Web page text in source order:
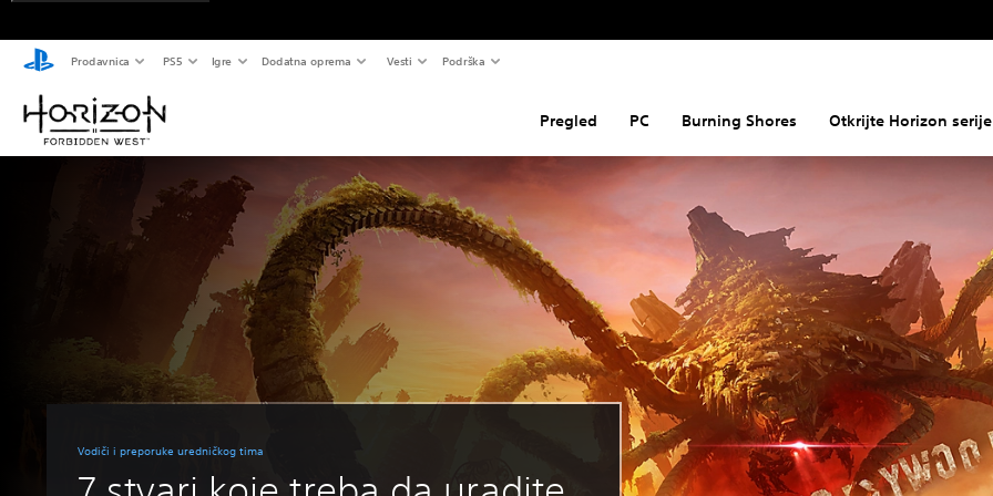
Prodavnica PS5 Igre Dodatna oprema Vesti Podrška
Pregled PC Burning Shores Otkrijte Horizon serije
Vodiči i preporuke uredničkog tima